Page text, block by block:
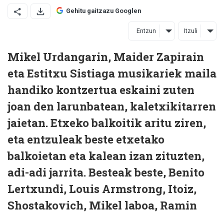
Gehitu gaitzazu Googlen
Entzun Itzuli
Mikel Urdangarin, Maider Zapirain
eta Estitxu Sistiaga musikariek maila
handiko kontzertua eskaini zuten
joan den larunbatean, kaletxikitarren
jaietan. Etxeko balkoitik aritu ziren,
eta entzuleak beste etxetako
balkoietan eta kalean izan zituzten,
adi-adi jarrita. Besteak beste, Benito
Lertxundi, Louis Armstrong, Itoiz,
Shostakovich, Mikel laboa, Ramin